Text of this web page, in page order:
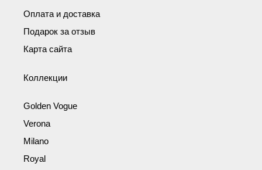
Оплата и доставка
Подарок за отзыв
Карта сайта
Коллекции
Golden Vogue
Verona
Milano
Royal